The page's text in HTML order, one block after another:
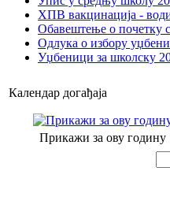
ХПВ вакцинација -
Обавештење о почетку
Одлука о избору
Уџбеници за школску
Календар догађаја
Прикажи за ову годину